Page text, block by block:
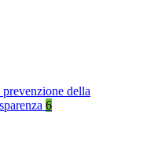
della
6